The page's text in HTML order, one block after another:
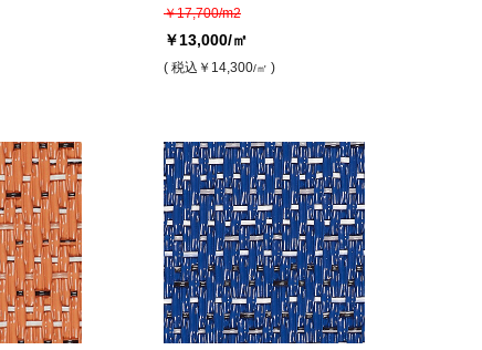
￥17,700/m2
￥13,000/㎡
( 税込 ￥14,300/㎡ )